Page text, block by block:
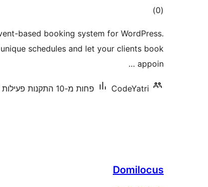
(0 דרוגים)
based booking system for WordPress.
schedules and let your clients book
appoin …
CodeYatri פחות מ-10 התקנות פעילות
Domilocus